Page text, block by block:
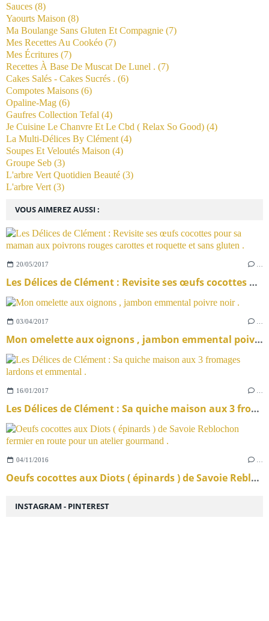
VOUS AIMEREZ AUSSI :
20/05/2017
Les Délices de Clément : Revisite ses œufs cocottes pour sa maman aux poivrons rouges carottes et roquette et sans gluten .
03/04/2017
Mon omelette aux oignons , jambon emmental poivre noir .
16/01/2017
Les Délices de Clément : Sa quiche maison aux 3 fromages lardons et emmental .
04/11/2016
Oeufs cocottes aux Diots ( épinards ) de Savoie Reblochon fermier en route pour un atelier gourmand .
Sauces (8)
Yaourts Maison (8)
Ma Boulange Sans Gluten Et Compagnie (7)
Mes Recettes Au Cookéo (7)
Mes Écritures (7)
Recettes À Base De Muscat De Lunel . (7)
Cakes Salés - Cakes Sucrés . (6)
Compotes Maisons (6)
Opaline-Mag (6)
Gaufres Collection Tefal (4)
Je Cuisine Le Chanvre Et Le Cbd ( Relax So Good) (4)
La Multi-Délices By Clément (4)
Soupes Et Veloutés Maison (4)
Groupe Seb (3)
L'arbre Vert Quotidien Beauté (3)
L'arbre Vert (3)
INSTAGRAM - PINTEREST